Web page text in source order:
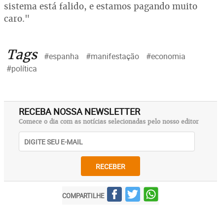
sistema está falido, e estamos pagando muito
caro."
Tags #espanha #manifestação
#economia
#política
RECEBA NOSSA NEWSLETTER
Comece o dia com as notícias selecionadas pelo nosso editor
RECEBER
COMPARTILHE